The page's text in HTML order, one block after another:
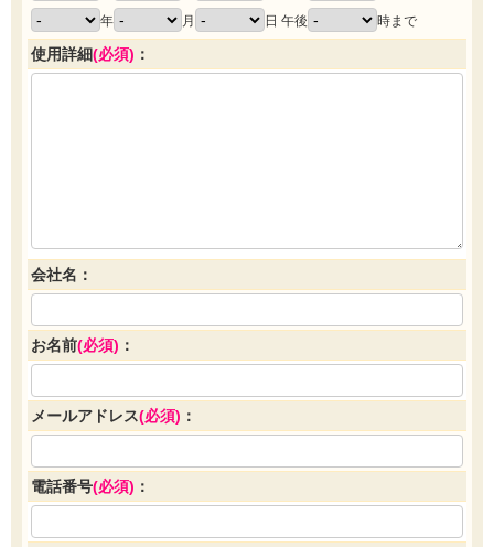
年
月 日 午後 時まで
使用詳細(必須) ：
会社名：
お名前(必須) ：
メールアドレス(必須) ：
電話番号(必須) ：